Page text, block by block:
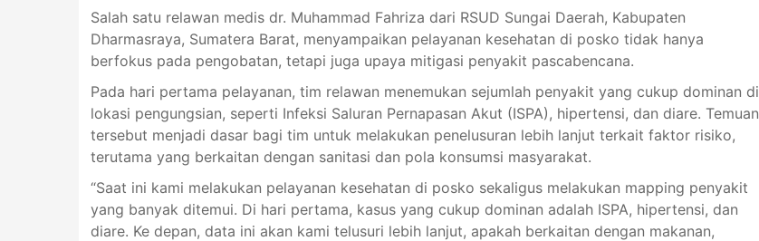
Salah satu relawan medis dr. Muhammad Fahriza dari RSUD Sungai Daerah, Kabupaten
Dharmasraya, Sumatera Barat, menyampaikan pelayanan kesehatan di posko tidak hanya
berfokus pada pengobatan, tetapi juga upaya mitigasi penyakit pascabencana.
Pada hari pertama pelayanan, tim relawan menemukan sejumlah penyakit yang cukup dominan di
lokasi pengungsian, seperti Infeksi Saluran Pernapasan Akut (ISPA), hipertensi, dan diare. Temuan
tersebut menjadi dasar bagi tim untuk melakukan penelusuran lebih lanjut terkait faktor risiko,
terutama yang berkaitan dengan sanitasi dan pola konsumsi masyarakat.
“Saat ini kami melakukan pelayanan kesehatan di posko sekaligus melakukan mapping penyakit
yang banyak ditemui. Di hari pertama, kasus yang cukup dominan adalah ISPA, hipertensi, dan
diare. Ke depan, data ini akan kami telusuri lebih lanjut, apakah berkaitan dengan makanan,